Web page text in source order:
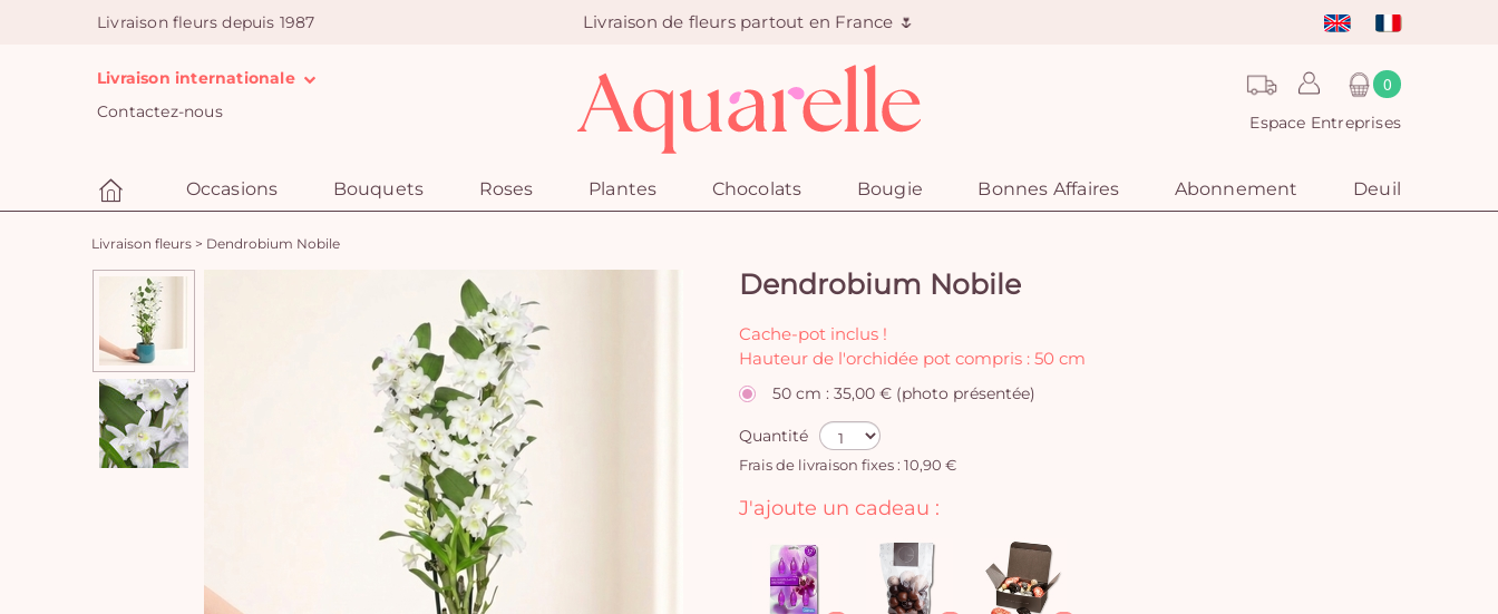
Livraison fleurs depuis 1987 Livraison de fleurs partout en France 🌷
Livraison internationale
Contactez-nous
0
Espace Entreprises
Occasions Bouquets Roses Plantes Chocolats Bougie Bonnes Affaires Abonnement Deuil
Livraison fleurs > Dendrobium Nobile
Dendrobium Nobile
Cache-pot inclus !
Hauteur de l'orchidée pot compris : 50 cm
50 cm : 35,00 € (photo présentée)
Quantité
Frais de livraison fixes : 10,90 €
J'ajoute un cadeau :